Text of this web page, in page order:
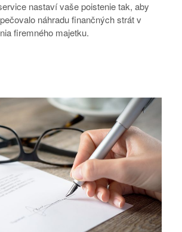
nastaví vaše poistenie tak, aby
náhradu finančných strát v
firemného majetku.